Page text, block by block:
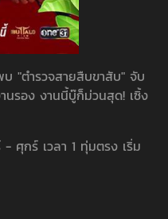
บ "ตำรวจสายสืบขาสับ" จับ
นรอง งานนี้บู๊ก็ม่วนสุด! เซิ้ง
ศุกร์ เวลา 1 ทุ่มตรง เริ่ม